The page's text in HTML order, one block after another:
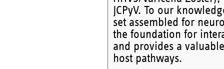
JCPyV. To our
set assembled for
the foundation for
and provides a
host pathways.